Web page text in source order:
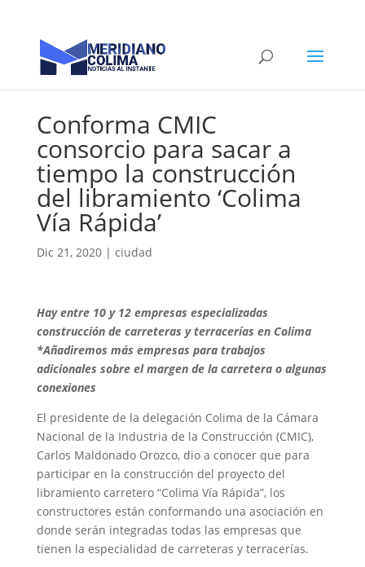
Conforma CMIC
consorcio para sacar a
tiempo la construcción
del libramiento ‘Colima
Vía Rápida’
Dic 21, 2020| ciudad
Hay entre 10 y 12 empresas especializadas
construcción de carreteras y terracerías en Colima
*Añadiremos más empresas para trabajos
adicionales sobre el margen de la carretera o algunas
conexiones
El presidente de la delegación Colima de la Cámara
Nacional de la Industria de la Construcción (CMIC),
Carlos Maldonado Orozco, dio a conocer que para
participar en la construcción del proyecto del
libramiento carretero “Colima Vía Rápida”, los
constructores están conformando una asociación en
donde serán integradas todas las empresas que
tienen la especialidad de carreteras y terracerías.